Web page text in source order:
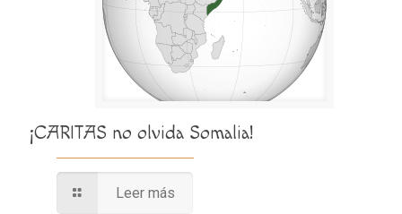
¡CARITAS no olvida Somalia!
Leer más